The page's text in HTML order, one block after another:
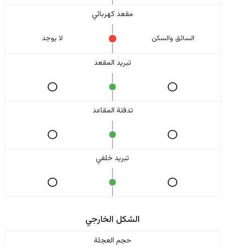
مقعد كهربائي
السائق والسکن لا یوجد
تبريد المقعد
تدفئة المقاعد
تبريد خلفي
الشكل الخارجي
حجم العجلة